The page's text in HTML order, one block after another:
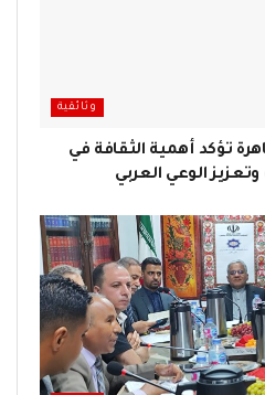
وثائقية
تؤكد أهمية الثقافة في
الوعي العربي